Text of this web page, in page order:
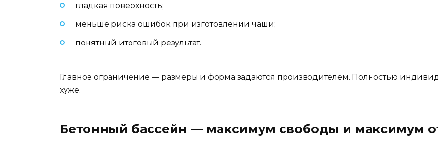
гладкая поверхность;
меньше риска ошибок при изготовлении чаши;
понятный итоговый результат.
Главное ограничение — размеры и форма задаются производителем. Полностью
хуже.
Бетонный бассейн — максимум свободы и максимум